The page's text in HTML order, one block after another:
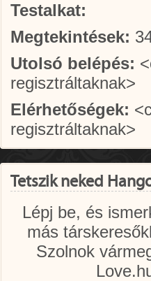
Testalkat:
Megtekintések:
Utolsó belépés:
regisztráltaknak>
Elérhetőségek:
regisztráltaknak>
Tetszik neked
Lépj be, és
más
Szolnok